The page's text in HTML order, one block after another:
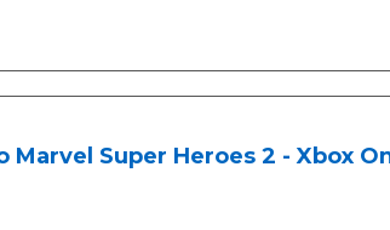
Marvel Super Heroes 2 - Xbox